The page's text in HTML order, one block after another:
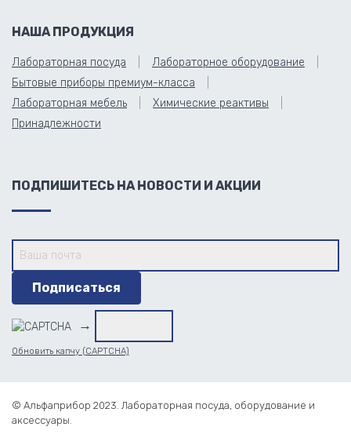
НАША ПРОДУКЦИЯ
Лабораторная посуда
Лабораторное оборудование
Бытовые приборы премиум-класса
Лабораторная мебель
Химические реактивы
Принадлежности
ПОДПИШИТЕСЬ НА НОВОСТИ И АКЦИИ
→
Обновить капчу (CAPTCHA)
© Альфаприбор 2023. Лабораторная посуда, оборудование и
аксессуары.